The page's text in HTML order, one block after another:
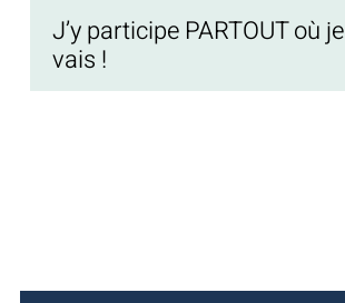
J’y participe PARTOUT où je
vais !